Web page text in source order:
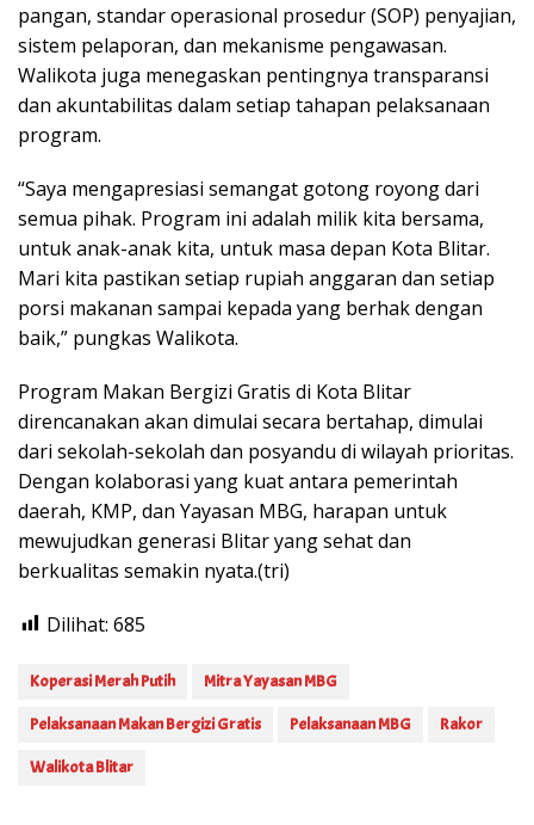
pangan, standar operasional prosedur (SOP) penyajian,
sistem pelaporan, dan mekanisme pengawasan.
Walikota juga menegaskan pentingnya transparansi
dan akuntabilitas dalam setiap tahapan pelaksanaan
program.
“Saya mengapresiasi semangat gotong royong dari
semua pihak. Program ini adalah milik kita bersama,
untuk anak-anak kita, untuk masa depan Kota Blitar.
Mari kita pastikan setiap rupiah anggaran dan setiap
porsi makanan sampai kepada yang berhak dengan
baik,” pungkas Walikota.
Program Makan Bergizi Gratis di Kota Blitar
direncanakan akan dimulai secara bertahap, dimulai
dari sekolah-sekolah dan posyandu di wilayah prioritas.
Dengan kolaborasi yang kuat antara pemerintah
daerah, KMP, dan Yayasan MBG, harapan untuk
mewujudkan generasi Blitar yang sehat dan
berkualitas semakin nyata.(tri)
Dilihat: 685
Koperasi Merah Putih Mitra Yayasan MBG
Pelaksanaan Makan Bergizi Gratis Pelaksanaan MBG Rakor
Walikota Blitar